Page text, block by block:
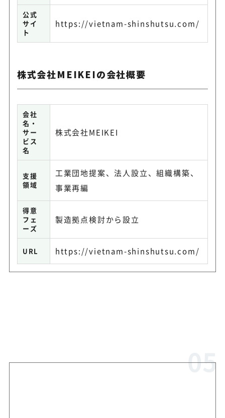
公式
サイ
ト
https://vietnam-shinshutsu.com/
株式会社MEIKEIの会社概要
会社
名・
サー
ビス
名
株式会社MEIKEI
支援
領域
工業団地提案、法人設立、組織構築、
事業再編
得意
フェ
ーズ
製造拠点検討から設立
URL https://vietnam-shinshutsu.com/